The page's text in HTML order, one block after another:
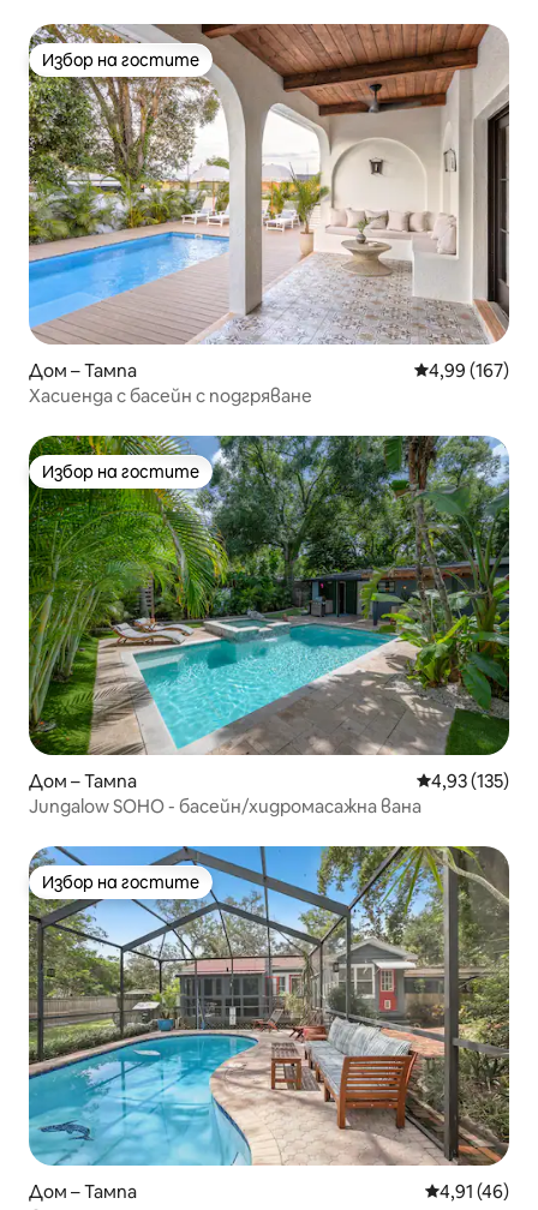
Избор на гостите
Избор на гостите
Дом – Тампа Средна
4,99 (167)
Хасиенда с басейн с подгряване
Избор на гостите
Избор на гостите
Дом – Тампа Средна
4,93 (135)
Jungalow SOHO - басейн/хидромасажна вана
Избор на гостите
Избор на гостите
Дом – Тампа Средна
4,91 (46)